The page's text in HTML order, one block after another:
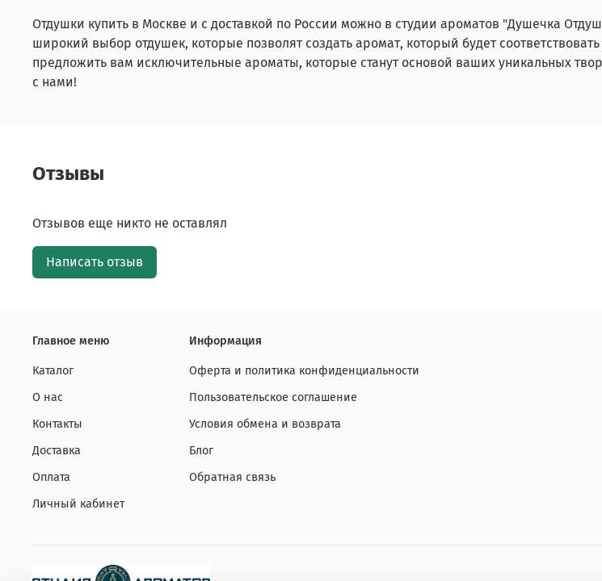
Отдушки купить в Москве и с доставкой по России можно в студии ароматов "Душечка
широкий выбор отдушек, которые позволят создать аромат, который будет
предложить вам исключительные ароматы, которые станут основой ваших уникальных
с нами!
Отзывы
Отзывов еще никто не оставлял
Написать отзыв
Главное меню
Каталог
О нас
Контакты
Доставка
Оплата
Личный кабинет
Информация
Оферта и политика конфиденциальности
Пользовательское соглашение
Условия обмена и возврата
Блог
Обратная связь